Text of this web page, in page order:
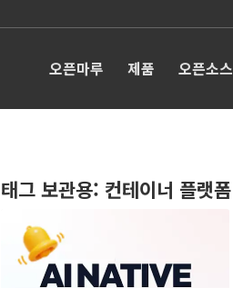
오픈마루 제품 오픈소스
태그 보관용: 컨테이너 플랫폼